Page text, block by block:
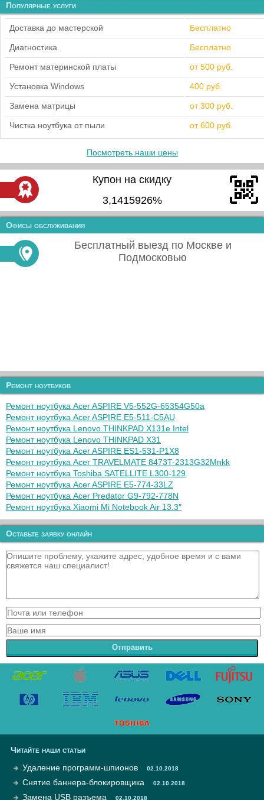
Популярные услуги
Доставка до мастерской Бесплатно
Диагностика Бесплатно
Ремонт материнской платы от 500 руб.
Установка Windows 400 руб.
Замена матрицы от 300 руб.
Чистка ноутбука от пыли от 600 руб.
Посмотреть наши цены
Купон на скидку
3,1415926%
Офисы обслуживания
Бесплатный выезд по Москве и
Подмосковью
Ремонт ноутбуков
Ремонт ноутбука Acer ASPIRE V5-552G-65354G50a
Ремонт ноутбука Acer ASPIRE E5-511-C5AU
Ремонт ноутбука Lenovo THINKPAD X131e Intel
Ремонт ноутбука Lenovo THINKPAD X31
Ремонт ноутбука Acer ASPIRE ES1-531-P1X8
Ремонт ноутбука Acer TRAVELMATE 8473T-2313G32Mnkk
Ремонт ноутбука Toshiba SATELLITE L300-129
Ремонт ноутбука Acer ASPIRE E5-774-33LZ
Ремонт ноутбука Acer Predator G9-792-778N
Ремонт ноутбука Xiaomi Mi Notebook Air 13.3″
Оставьте заявку онлайн
Отправить
Читайте наши статьи
Удаление программ-шпионов
02.10.2018
Снятие баннера-блокировщика 02.10.2018
Замена USB разъема 02.10.2018